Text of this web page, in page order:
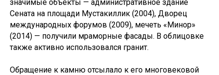
значимые объекты — административное здание
Сената на площади Мустакиллик (2004), Дворец
международных форумов (2009), мечеть «Минор»
(2014) — получили мраморные фасады. В облицовке
также активно использовался гранит.
Обращение к камню отсылало к его многовековой